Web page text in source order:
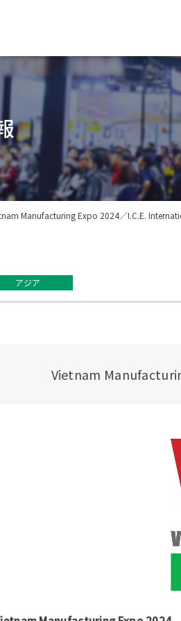
Manufacturing Expo 2024／I.C.E.
アジア
Vietnam